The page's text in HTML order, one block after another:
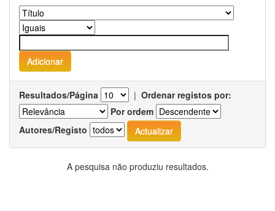
Resultados/Página | Ordenar registos por:
Por ordem
Autores/Registo
A pesquisa não produziu resultados.